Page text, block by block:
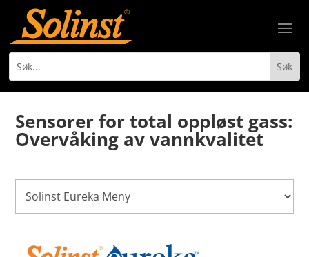
Sensorer for total oppløst gass:
Overvåking av vannkvalitet